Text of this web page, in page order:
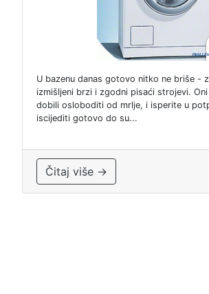
U bazenu danas gotovo nitko ne briše -
izmišljeni brzi i zgodni pisaći strojevi.
dobili osloboditi od mrlje, i isperite u
iscijediti gotovo do su...
Čitaj više →